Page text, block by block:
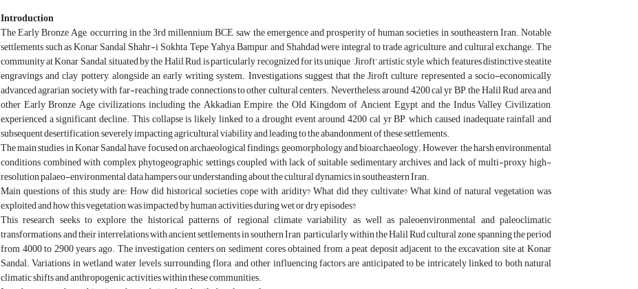
Introduction
The Early Bronze Age, occurring in the 3rd millennium BCE, saw the emergence and prosperity of human societies in southeastern Iran. Notable
settlements such as Konar Sandal, Shahr-i Sokhta, Tepe Yahya, Bampur, and Shahdad were integral to trade, agriculture, and cultural exchange. The
community at Konar Sandal, situated by the Halil Rud, is particularly recognized for its unique ‘Jiroft’ artistic style, which features distinctive steatite
engravings and clay pottery, alongside an early writing system. Investigations suggest that the Jiroft culture represented a socio-economically
advanced agrarian society with far-reaching trade connections to other cultural centers. Nevertheless, around 4200 cal yr BP, the Halil Rud area and
other Early Bronze Age civilizations, including the Akkadian Empire, the Old Kingdom of Ancient Egypt, and the Indus Valley Civilization,
experienced a significant decline. This collapse is likely linked to a drought event around 4200 cal yr BP, which caused inadequate rainfall and
subsequent desertification, severely impacting agricultural viability and leading to the abandonment of these settlements.
The main studies in Konar Sandal have focused on archaeological findings, geomorphology and bioarchaeology. However, the harsh environmental
conditions combined with complex phytogeographic settings coupled with lack of suitable sedimentary archives and lack of multi-proxy high-
resolution palaeo-environmental data hampers our understanding about the cultural dynamics in southeastern Iran.
Main questions of this study are: How did historical societies cope with aridity? What did they cultivate? What kind of natural vegetation was
exploited and how this vegetation was impacted by human activities during wet or dry episodes?
This research seeks to explore the historical patterns of regional climate variability, as well as paleoenvironmental and paleoclimatic
transformations, and their interrelations with ancient settlements in southern Iran, particularly within the Halil Rud cultural zone, spanning the period
from 4000 to 2900 years ago. The investigation centers on sediment cores obtained from a peat deposit adjacent to the excavation site at Konar
Sandal. Variations in wetland water levels, surrounding flora, and other influencing factors are anticipated to be intricately linked to both natural
climatic shifts and anthropogenic activities within these communities.